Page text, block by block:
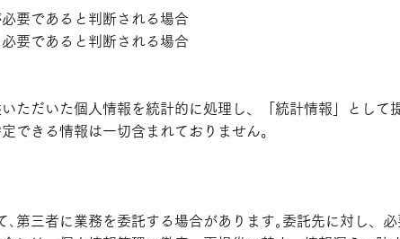
要であると判断される場合
要であると判断される場合
ただいた個人情報を統計的に処理し、「統計情報」として
できる情報は一切含まれておりません。
､第三者に業務を委託する場合があります｡委託先に対し、